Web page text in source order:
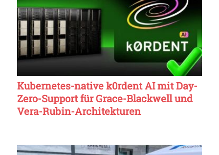
Kubernetes-native k0rdent AI mit Day-
Zero-Support für Grace-Blackwell und
Vera-Rubin-Architekturen